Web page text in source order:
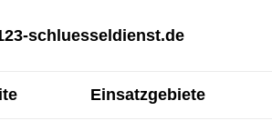
schluesseldienst.de
Einsatzgebiete